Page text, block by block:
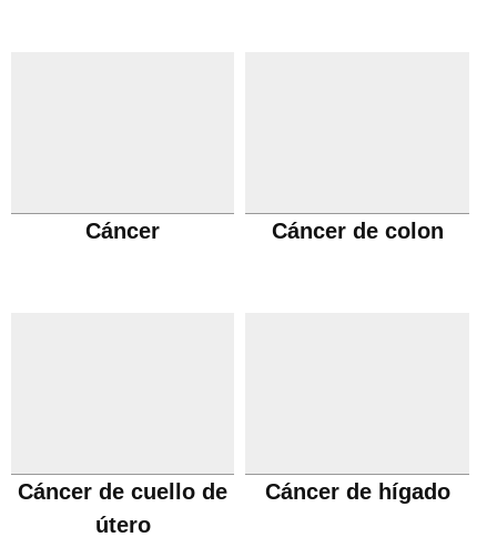
Cáncer Cáncer de colon
Cáncer de cuello de
útero
Cáncer de hígado